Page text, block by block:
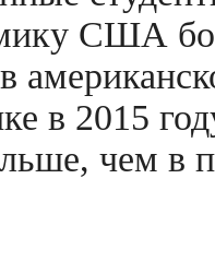
США
в 2015
чем в